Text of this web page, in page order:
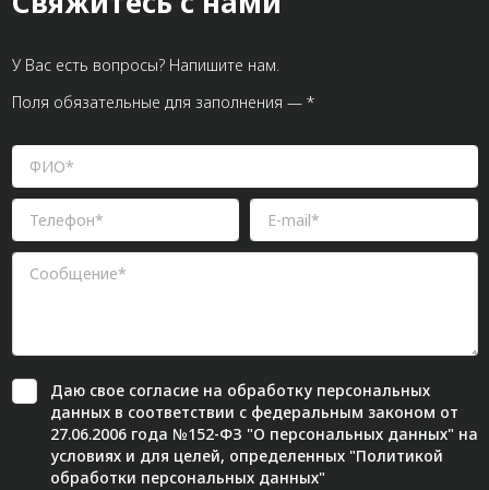
У Вас есть вопросы? Напишите нам.
Поля обязательные для заполнения — *
Даю свое согласиена обработку персональных
данных в соответствии с федеральным законом от
27.06.2006 года №152-ФЗ "О персональных данных" на
условиях и для целей, определенных "Политикой
обработки персональных данных"